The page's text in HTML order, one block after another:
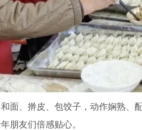
、擀皮、包饺子，动作娴熟、
朋友们倍感贴心。